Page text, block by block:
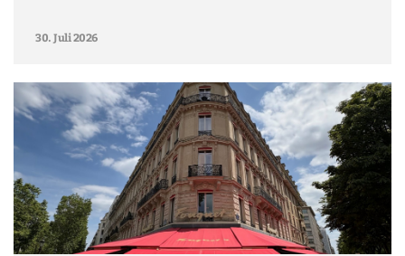
30. Juli 2026